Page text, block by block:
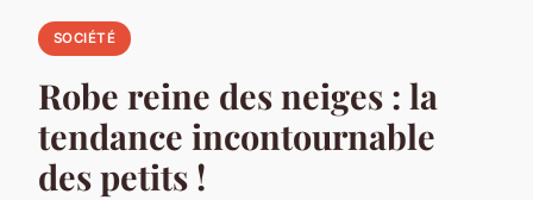
SOCIÉTÉ
Robe reine des neiges : la
tendance incontournable
des petits !